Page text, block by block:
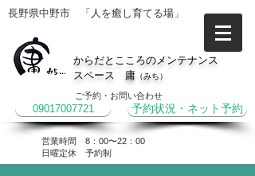
長野県中野市 「人を癒し育てる場」
からだとこころのメンテナンス
スペース 庸 （みち）
ご予約・お問い合わせ
09017007721 予約状況・ネット予約
営業時間 8：00〜22：00
​日曜定休 予約制